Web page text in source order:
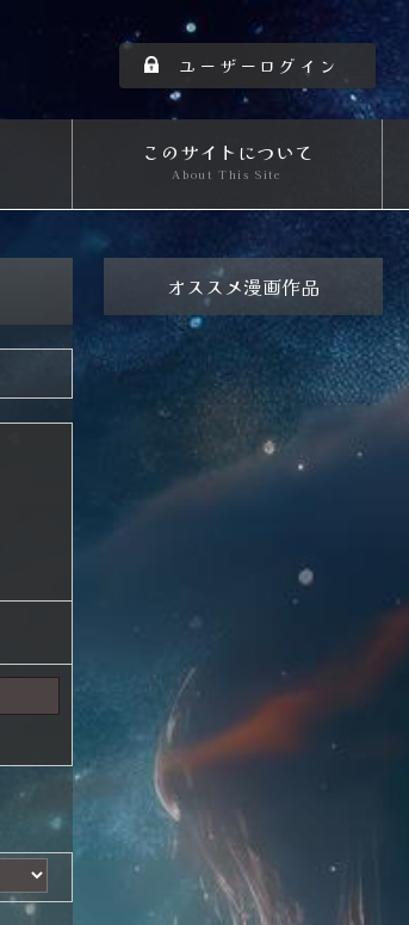
ユーザーログイン
このサイトについて
About This Site
オススメ漫画作品